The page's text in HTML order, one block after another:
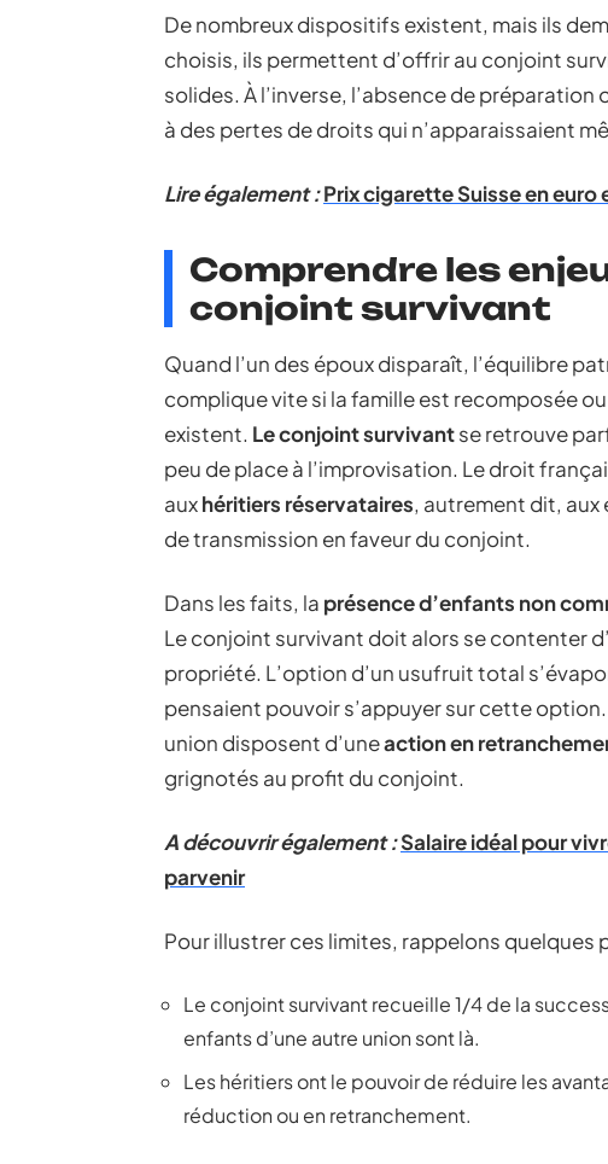
De nombreux dispositifs existent, mais ils
choisis, ils permettent d’offrir au conjoint
solides. À l’inverse, l’absence de
à des pertes de droits qui n’apparaissaient
Lire également :Prix cigarette Suisse en
Comprendre les
conjoint survivant
Quand l’un des époux disparaît, l’équilibre
complique vite si la famille est recomposée
existent. Le conjoint survivantse retrouve
peu de place à l’improvisation. Le droit
auxhéritiers réservataires, autrement dit,
de transmission en faveur du conjoint.
Dans les faits, la présence d’enfants non
Le conjoint survivant doit alors se contenter
propriété. L’option d’un usufruit total
pensaient pouvoir s’appuyer sur cette
union disposent d’uneaction en
grignotés au profit du conjoint.
A découvrir également :Salaire idéal pour
parvenir
Pour illustrer ces limites, rappelons quelques
Le conjoint survivant recueille 1/4 de la
enfants d’une autre union sont là.
Les héritiers ont le pouvoir de réduire les
réduction ou en retranchement.